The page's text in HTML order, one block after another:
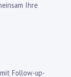
Ihre
Follow-up-